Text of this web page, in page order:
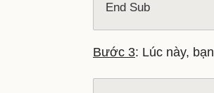
End Sub
Bước 3: Lúc này,